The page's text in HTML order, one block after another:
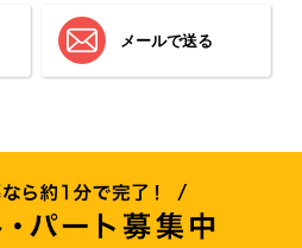
メールで送る